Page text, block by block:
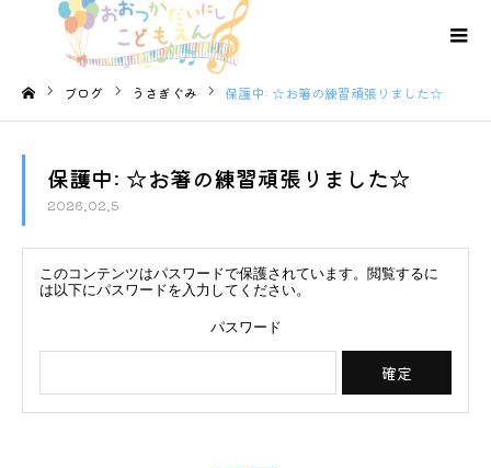
ブログ うさぎぐみ 保護中: ☆お箸の練習頑張りました☆
保護中: ☆お箸の練習頑張りました☆
2026.02.5
このコンテンツはパスワードで保護されています。閲覧するに
は以下にパスワードを入力してください。
パスワード